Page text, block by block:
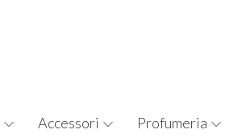
Accessori Profumeria